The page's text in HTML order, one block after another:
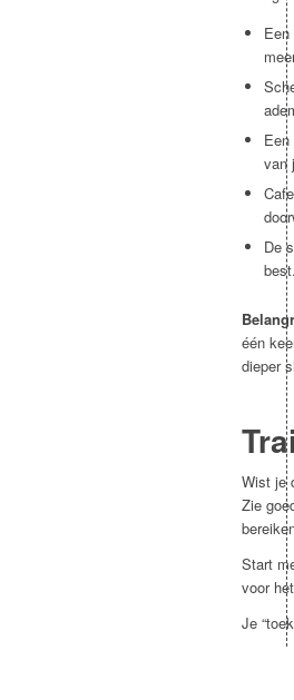
van
De
één
dieper
Wist je
Zie
Start
voor
Je